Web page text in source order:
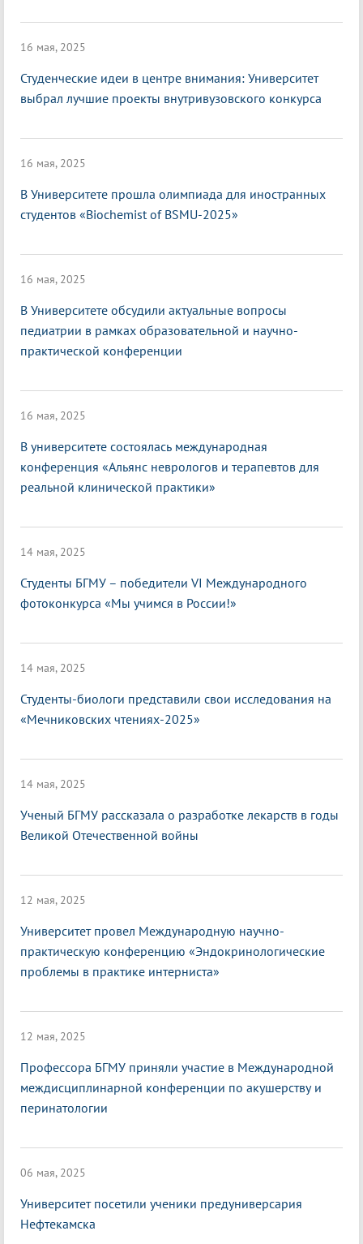
16 мая, 2025
Студенческие идеи в центре внимания: Университет
выбрал лучшие проекты внутривузовского конкурса
16 мая, 2025
В Университете прошла олимпиада для иностранных
студентов «Biochemist of BSMU-2025»
16 мая, 2025
В Университете обсудили актуальные вопросы
педиатрии в рамках образовательной и научно-
практической конференции
16 мая, 2025
В университете состоялась международная
конференция «Альянс неврологов и терапевтов для
реальной клинической практики»
14 мая, 2025
Студенты БГМУ – победители VI Международного
фотоконкурса «Мы учимся в России!»
14 мая, 2025
Студенты-биологи представили свои исследования на
«Мечниковских чтениях-2025»
14 мая, 2025
Ученый БГМУ рассказала о разработке лекарств в годы
Великой Отечественной войны
12 мая, 2025
Университет провел Международную научно-
практическую конференцию «Эндокринологические
проблемы в практике интерниста»
12 мая, 2025
Профессора БГМУ приняли участие в Международной
междисциплинарной конференции по акушерству и
перинатологии
06 мая, 2025
Университет посетили ученики предуниверсария
Нефтекамска